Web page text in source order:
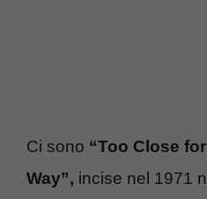
Ci sono “Too Close
Way”, incise nel 1971